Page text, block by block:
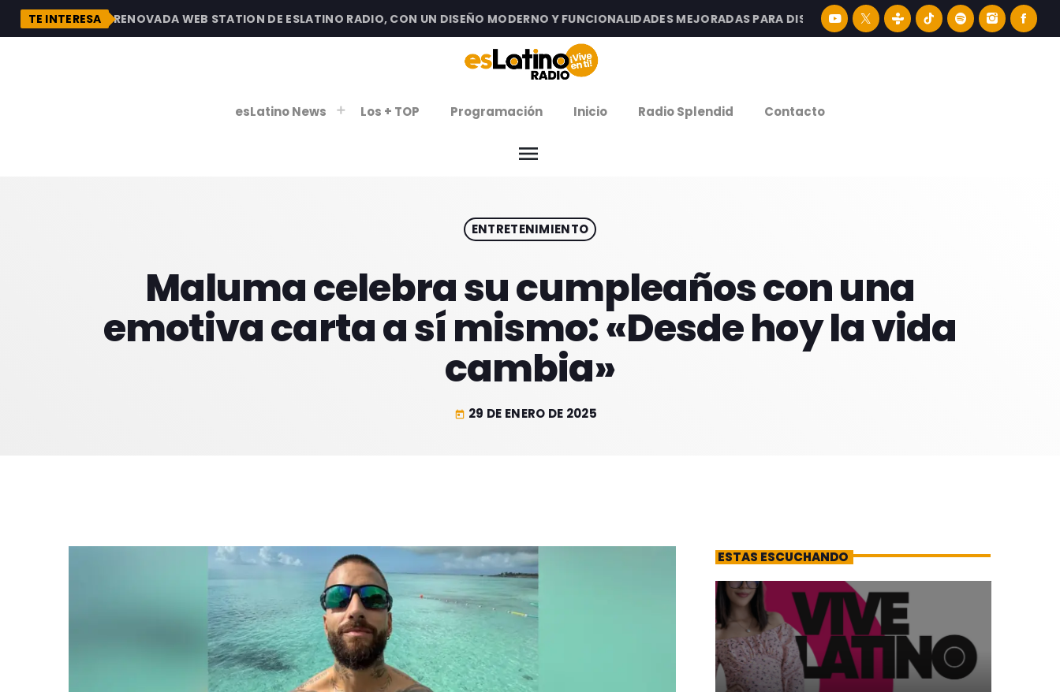
TE INTERESA
DESCUBRE LA RENOVADA WEB STATION DE ESLATINO RADIO, CON UN DISEÑO MODERNO Y FUNCIONALIDADES MEJORADAS PARA DISFRUTAR LA MEJOR MÚSICA LATINA Y
esLatino News Los + TOP Programación Inicio Radio Splendid Contacto
menu
VIERNES DE ESTRENOSENTRETENIMIENTO
Maluma celebra su cumpleaños con una
emotiva carta a sí mismo: «Desde hoy la vida
cambia»
today 29 DE ENERO DE 2025
ESTAS ESCUCHANDO